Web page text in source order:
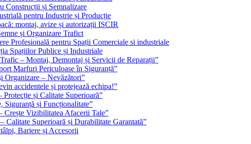
Construcții și Semnalizare
pentru Industrie și Producție
montaj, avize și autorizații ISCIR
și Organizare Trafict
Profesională pentru Spații Comerciale si industriale
Spațiilor Publice și Industriale
– Montaj, Demontaj și Servicii de Reparații”
Marfuri Periculoase în Siguranță”
Organizare – Nevăzători”
accidentele și protejează echipa!”
Protecție și Calitate Superioară”
Siguranță și Funcționalitate”
Crește Vizibilitatea Afacerii Tale”
Calitate Superioară și Durabilitate Garantată”
Bariere și Accesorii